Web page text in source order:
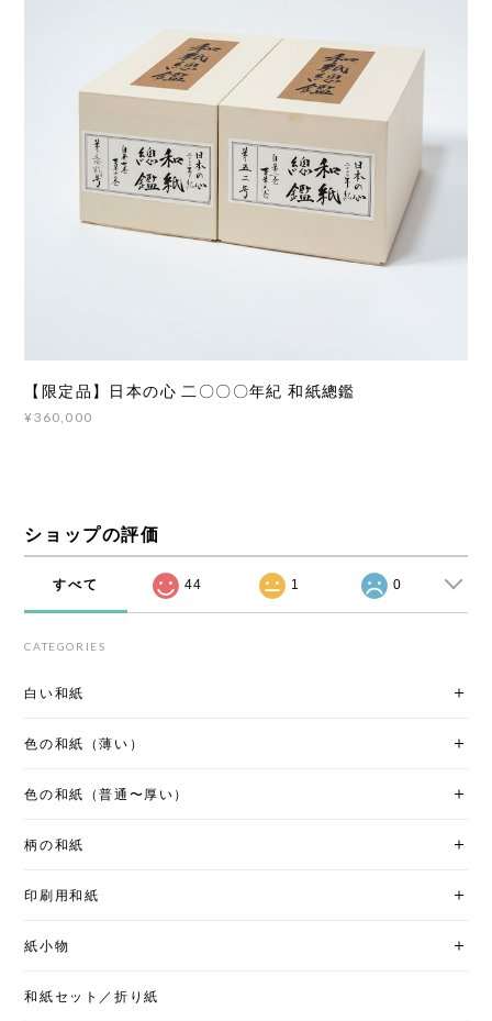
【限定品】日本の心 二〇〇〇年紀 和紙總鑑
¥360,000
ショップの評価
すべて 44 1 0
CATEGORIES
白い和紙
色の和紙（薄い）
色の和紙（普通〜厚い）
柄の和紙
印刷用和紙
紙小物
和紙セット／折り紙